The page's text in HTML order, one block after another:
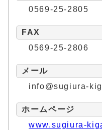
0569-25-2805
FAX
0569-25-2806
メール
info@sugiura-
ホームページ
www.sugiura-